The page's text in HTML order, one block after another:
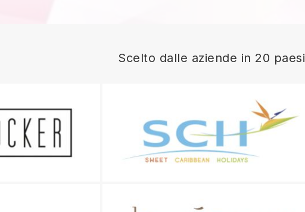
Scelto dalle aziende in 20 paesi